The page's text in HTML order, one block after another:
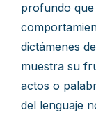
profundo
dictámenes
muestra su
actos o
del lenguaje